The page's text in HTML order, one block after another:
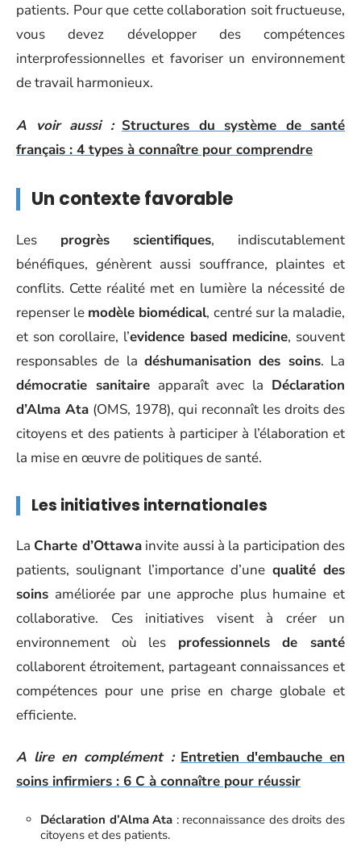
patients. Pour que cette collaboration soit fructueuse,
vous devez développer des compétences
interprofessionnelles et favoriser un environnement
de travail harmonieux.
A voir aussi : Structures du système de santé
français : 4 types à connaître pour comprendre
Un contexte favorable
Les progrès scientifiques, indiscutablement
bénéfiques, génèrent aussi souffrance, plaintes et
conflits. Cette réalité met en lumière la nécessité de
repenser le modèle biomédical, centré sur la maladie,
et son corollaire, l’evidence based medicine, souvent
responsables de la déshumanisation des soins. La
démocratie sanitaireapparaît avec la Déclaration
d’Alma Ata (OMS, 1978), qui reconnaît les droits des
citoyens et des patients à participer à l’élaboration et
la mise en œuvre de politiques de santé.
Les initiatives internationales
La Charte d’Ottawainvite aussi à la participation des
patients, soulignant l’importance d’une qualité des
soins améliorée par une approche plus humaine et
collaborative. Ces initiatives visent à créer un
environnement où les professionnels de santé
collaborent étroitement, partageant connaissances et
compétences pour une prise en charge globale et
efficiente.
A lire en complément : Entretien d'embauche en
soins infirmiers : 6 C à connaître pour réussir
Déclaration d’Alma Ata : reconnaissance des droits des
citoyens et des patients.